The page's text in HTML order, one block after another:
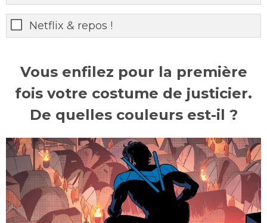
Netflix & repos !
Vous enfilez pour la première
fois votre costume de justicier.
De quelles couleurs est-il ?